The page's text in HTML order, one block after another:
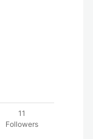
11
Followers